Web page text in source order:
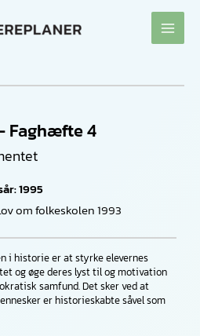
Faghæfte 4
1995
om folkeskolen 1993
i historie er at styrke elevernes
og øge deres lyst til og motivation
samfund. Det sker ved at
er historieskabte såvel som